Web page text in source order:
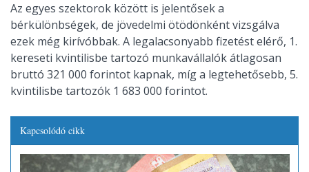
Az egyes szektorok között is jelentősek a
bérkülönbségek, de jövedelmi ötödönként vizsgálva
ezek még kirívóbbak. A legalacsonyabb fizetést elérő, 1.
kereseti kvintilisbe tartozó munkavállalók átlagosan
bruttó 321 000 forintot kapnak, míg a legtehetősebb, 5.
kvintilisbe tartozók 1 683 000 forintot.
Kapcsolódó cikk